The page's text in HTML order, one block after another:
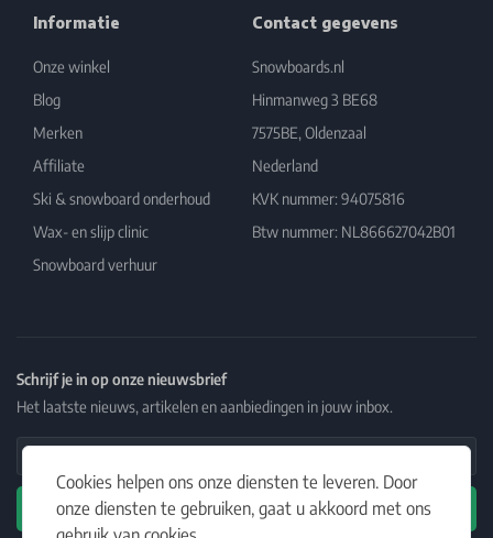
Cookies helpen ons onze diensten te leveren. Door
onze diensten te gebruiken, gaat u akkoord met ons
Informatie
Onze winkel
Blog
Merken
Affiliate
Ski & snowboard onderhoud
Wax- en slijp clinic
Snowboard verhuur
Contact gegevens
Snowboards.nl
Hinmanweg 3 BE68
7575BE, Oldenzaal
Nederland
KVK nummer: 94075816
Btw nummer: NL866627042B01
Schrijf je in op onze nieuwsbrief
Het laatste nieuws, artikelen en aanbiedingen in jouw inbox.
Email Address
Abonneren